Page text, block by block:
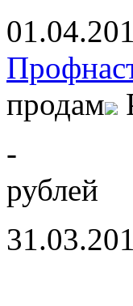
продам
-
рублей